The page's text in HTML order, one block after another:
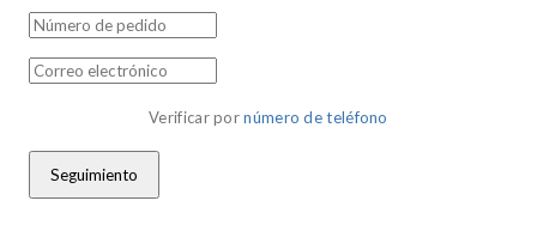
Verificar por número de teléfono
Seguimiento